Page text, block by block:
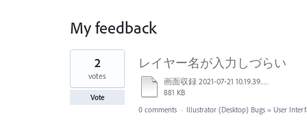
My feedback
1
found
レイヤー名が入力しづらい
画面収録 2021-07-21 10.19.39.mov
881 KB
2
votes
Vote
0 comments · Illustrator (Desktop) Bugs » User